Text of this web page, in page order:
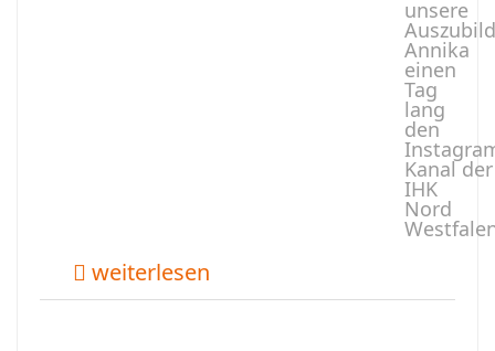
unsere
Annika
einen
Tag
lang
den
Kanal der
IHK
Nord
weiterlesen